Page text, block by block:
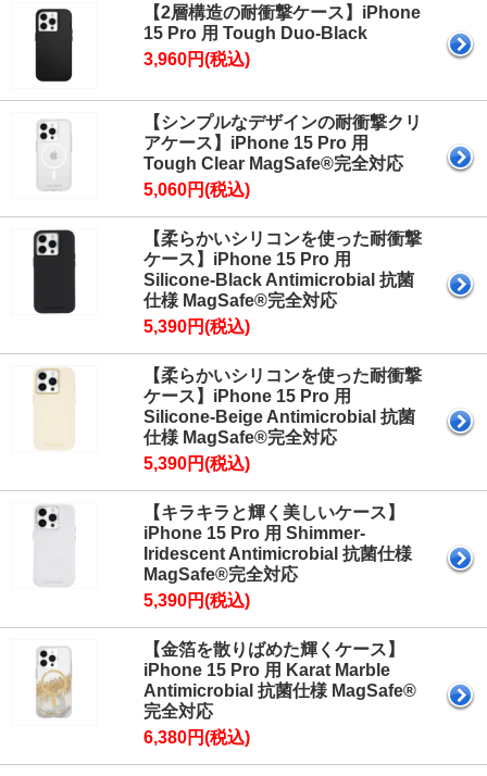
【2層構造の耐衝撃ケース】iPhone
15 Pro 用 Tough Duo-Black
3,960円(税込)
【シンプルなデザインの耐衝撃クリ
アケース】iPhone 15 Pro 用
Tough Clear MagSafe®完全対応
5,060円(税込)
【柔らかいシリコンを使った耐衝撃
ケース】iPhone 15 Pro 用
Silicone-Black Antimicrobial 抗菌
仕様 MagSafe®完全対応
5,390円(税込)
【柔らかいシリコンを使った耐衝撃
ケース】iPhone 15 Pro 用
Silicone-Beige Antimicrobial 抗菌
仕様 MagSafe®完全対応
5,390円(税込)
【キラキラと輝く美しいケース】
iPhone 15 Pro 用 Shimmer-
Iridescent Antimicrobial 抗菌仕様
MagSafe®完全対応
5,390円(税込)
【金箔を散りばめた輝くケース】
iPhone 15 Pro 用 Karat Marble
Antimicrobial 抗菌仕様 MagSafe®
完全対応
6,380円(税込)